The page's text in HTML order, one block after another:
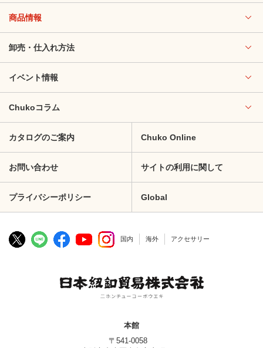
商品情報
卸売・仕入れ方法
イベント情報
Chukoコラム
カタログのご案内 Chuko Online
お問い合わせ サイトの利用に関して
プライバシーポリシー Global
国内 海外 アクセサリー
本館
〒541-0058